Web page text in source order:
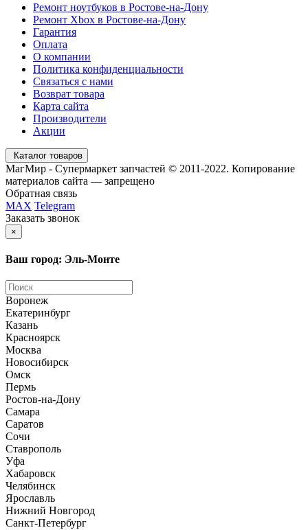
Ремонт ноутбуков в Ростове-на-Дону
Ремонт Xbox в Ростове-на-Дону
Гарантия
Оплата
О компании
Политика конфиденциальности
Связаться с нами
Возврат товара
Карта сайта
Производители
Акции
Каталог товаров
МагМир - Супермаркет запчастей © 2011-2022. Копирование
материалов сайта — запрещено
Обратная связь
MAX Telegram
Заказать звонок
×
Ваш город: Эль-Монте
Воронеж
Екатеринбург
Казань
Красноярск
Москва
Новосибирск
Омск
Пермь
Ростов-на-Дону
Самара
Саратов
Сочи
Ставрополь
Уфа
Хабаровск
Челябинск
Ярославль
Нижний Новгород
Санкт-Петербург